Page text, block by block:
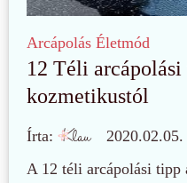
Arcápolás Életmód
12 Téli
kozmetikustól
Írta:
2020.02.05.
A 12 téli arcápolási tipp